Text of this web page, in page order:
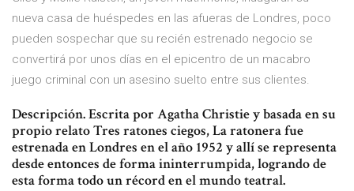
nueva casa de huéspedes en las afueras de Londres, poco
pueden sospechar que su recién estrenado negocio se
convertirá por unos días en el epicentro de un macabro
juego criminal con un asesino suelto entre sus clientes.
Descripción. Escrita por Agatha Christie y basada en su
propio relato Tres ratones ciegos, La ratonera fue
estrenada en Londres en el año 1952 y allí se representa
desde entonces de forma ininterrumpida, logrando de
esta forma todo un récord en el mundo teatral.